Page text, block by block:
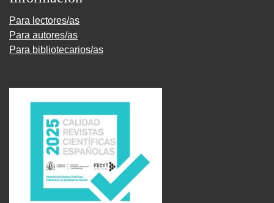
Para lectores/as
Para autores/as
Para bibliotecarios/as